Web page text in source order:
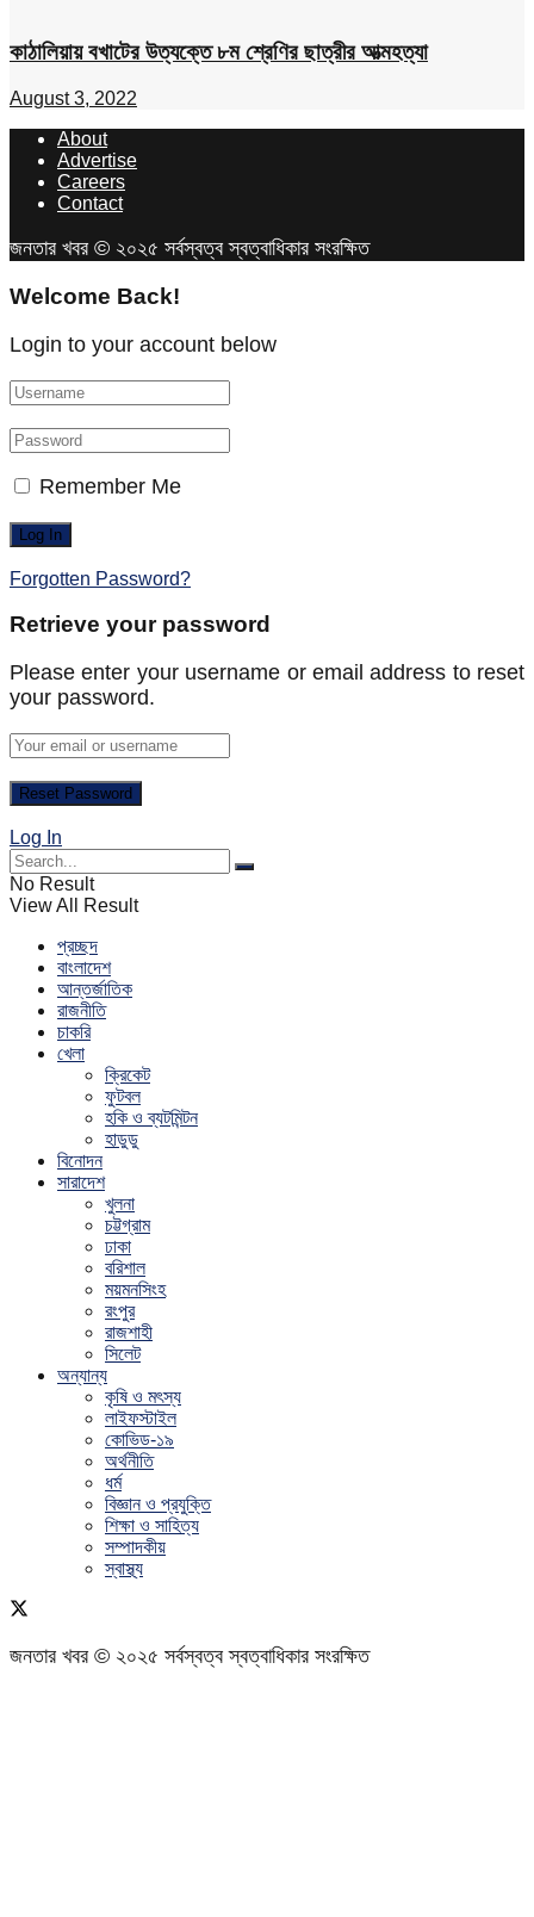
কাঠালিয়ায় বখাটের উত্যক্তে ৮ম শ্রেণির ছাত্রীর আত্মহত্যা
August 3, 2022
About
Advertise
Careers
Contact
জনতার খবর © ২০২৫ সর্বস্বত্ব স্বত্বাধিকার সংরক্ষিত
Welcome Back!
Login to your account below
Remember Me
Forgotten Password?
Retrieve your password
Please enter your username or email address to reset
your password.
Log In
No Result
View All Result
প্রচ্ছদ
বাংলাদেশ
আন্তর্জাতিক
রাজনীতি
চাকরি
খেলা
ক্রিকেট
ফুটবল
হকি ও ব্যটমিন্টন
হাডুডু
বিনোদন
সারাদেশ
খুলনা
চট্টগ্রাম
ঢাকা
বরিশাল
ময়মনসিংহ
রংপুর
রাজশাহী
সিলেট
অন্যান্য
কৃষি ও মৎস্য
লাইফস্টাইল
কোভিড-১৯
অর্থনীতি
ধর্ম
বিজ্ঞান ও প্রযুক্তি
শিক্ষা ও সাহিত্য
সম্পাদকীয়
স্বাস্থ্য
জনতার খবর © ২০২৫ সর্বস্বত্ব স্বত্বাধিকার সংরক্ষিত